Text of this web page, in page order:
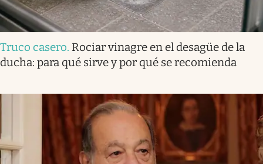
Truco casero. Rociar vinagre en el desagüe de la
ducha: para qué sirve y por qué se recomienda